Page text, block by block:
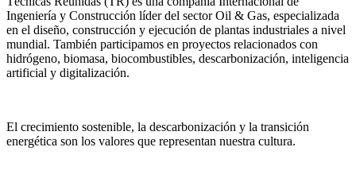
Ingeniería y Construcción líder del sector Oil & Gas, especializada
en el diseño, construcción y ejecución de plantas industriales a nivel
mundial. También participamos en proyectos relacionados con
hidrógeno, biomasa, biocombustibles, descarbonización, inteligencia
artificial y digitalización.
El crecimiento sostenible, la descarbonización y la transición
energética son los valores que representan nuestra cultura.